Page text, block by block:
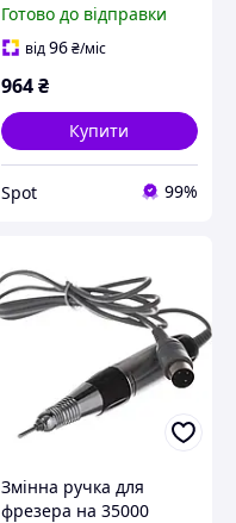
режимами РК-
дисплеєм та змінними
акумуляторна
Готово до відправки
від96₴/міс
964₴
Купити
Spot 99%
Змінна ручка для
фрезера на 35000